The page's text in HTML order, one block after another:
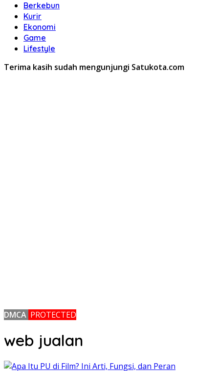
Berkebun
Kurir
Ekonomi
Game
Lifestyle
Terima kasih sudah mengunjungi Satukota.com
DMCA PROTECTED
web jualan